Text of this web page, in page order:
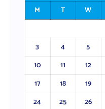
M
T W
3
4 5
10
11 12
17
18 19
24
25 26